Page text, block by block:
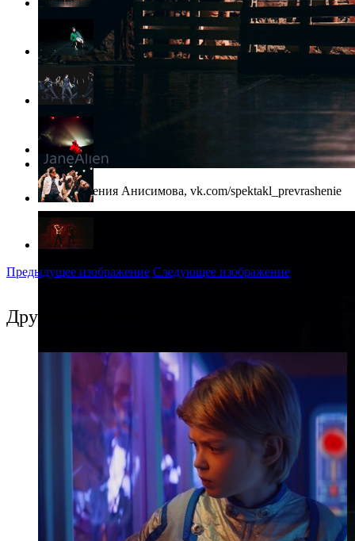
Фото: Евгения Анисимова, vk.com/spektakl_prevrashenie
Предыдущее изображение Следующее изображение
Другие события